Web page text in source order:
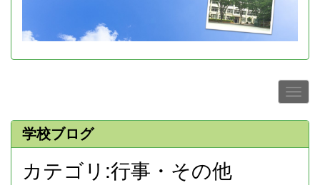
学校ブログ
カテゴリ:行事・その他